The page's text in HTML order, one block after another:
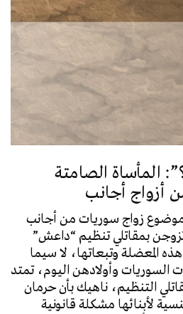
المأساة الصامتة
أزواج أجانب
زواج سوريات من أجانب
بمقاتلي تنظيم “داعش”
المعضلة وتبعاتها، لا سيما
السوريات وأولادهن اليوم، تمتد
التنظيم، ناهيك بأن حرمان
لأبنائها مشكلة قانونية